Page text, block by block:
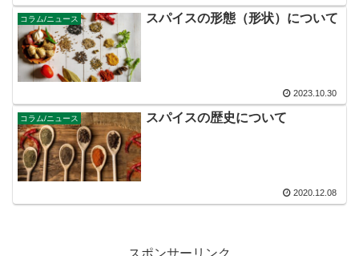
コラム/ニュース スパイスの形態（形状）について
2023.10.30
コラム/ニュース スパイスの歴史について
2020.12.08